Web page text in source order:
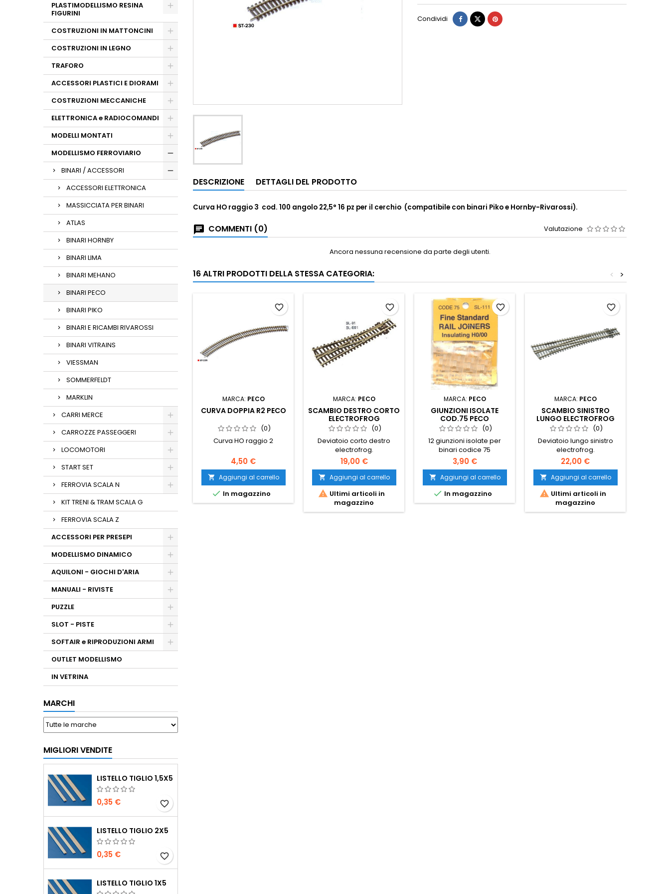
PLASTIMODELLISMO RESINA
FIGURINI
COSTRUZIONI IN MATTONCINI
COSTRUZIONI IN LEGNO
TRAFORO
ACCESSORI PLASTICI E DIORAMI
COSTRUZIONI MECCANICHE
ELETTRONICA e RADIOCOMANDI
MODELLI MONTATI
MODELLISMO FERROVIARIO
BINARI / ACCESSORI
ACCESSORI ELETTRONICA
MASSICCIATA PER BINARI
ATLAS
BINARI HORNBY
BINARI LIMA
BINARI MEHANO
BINARI PECO
BINARI PIKO
BINARI E RICAMBI RIVAROSSI
BINARI VITRAINS
VIESSMAN
SOMMERFELDT
MARKLIN
CARRI MERCE
CARROZZE PASSEGGERI
LOCOMOTORI
START SET
FERROVIA SCALA N
KIT TRENI & TRAM SCALA G
FERROVIA SCALA Z
ACCESSORI PER PRESEPI
MODELLISMO DINAMICO
AQUILONI - GIOCHI D'ARIA
MANUALI - RIVISTE
PUZZLE
SLOT - PISTE
SOFTAIR e RIPRODUZIONI ARMI
OUTLET MODELLISMO
IN VETRINA
MARCHI
MIGLIORI VENDITE
LISTELLO TIGLIO 1,5X5
0,35 € favorite_border
LISTELLO TIGLIO 2X5
0,35 € favorite_border
LISTELLO TIGLIO 1X5
Condividi
DESCRIZIONE DETTAGLI DEL PRODOTTO
Curva HO raggio 3 cod. 100 angolo 22,5° 16 pz per il cerchio (compatibile con binari Piko e Hornby-Rivarossi).
COMMENTI (0) Valutazione
Ancora nessuna recensione da parte degli utenti.
16 ALTRI PRODOTTI DELLA STESSA CATEGORIA: >
<
MARCA: PECO
CURVA DOPPIA R2 PECO
(0)
Curva HO raggio 2
4,50 €
 Aggiungi al carrello
 In magazzino
favorite_border
MARCA: PECO
SCAMBIO DESTRO CORTO
ELECTROFROG
(0)
Deviatoio corto destro
electrofrog.
19,00 €
 Aggiungi al carrello
 Ultimi articoli in
magazzino
favorite_border
MARCA: PECO
GIUNZIONI ISOLATE
COD.75 PECO
(0)
12 giunzioni isolate per
binari codice 75
3,90 €
 Aggiungi al carrello
 In magazzino
favorite_border
MARCA: PECO
SCAMBIO SINISTRO
LUNGO ELECTROFROG
(0)
Deviatoio lungo sinistro
electrofrog.
22,00 €
 Aggiungi al carrello
 Ultimi articoli in
magazzino
favorite_border